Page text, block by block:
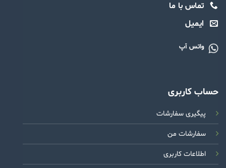
تماس با ما
ایمیل
واتس آپ
حساب کاربری
پیگیری سفارشات
سفارشات من
اطلاعات کاربری